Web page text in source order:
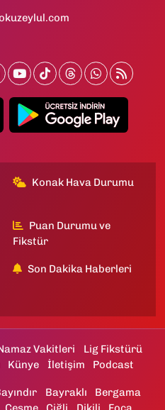
Konak Hava Durumu
Puan Durumu ve
Fikstür
Son Dakika Haberleri
Vakitleri
Lig Fikstürü
Künye İletişim Podcast
Bayraklı
Bergama